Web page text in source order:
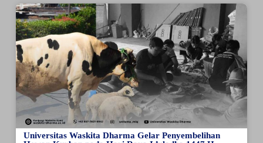
Universitas Waskita Dharma Gelar Penyembelihan